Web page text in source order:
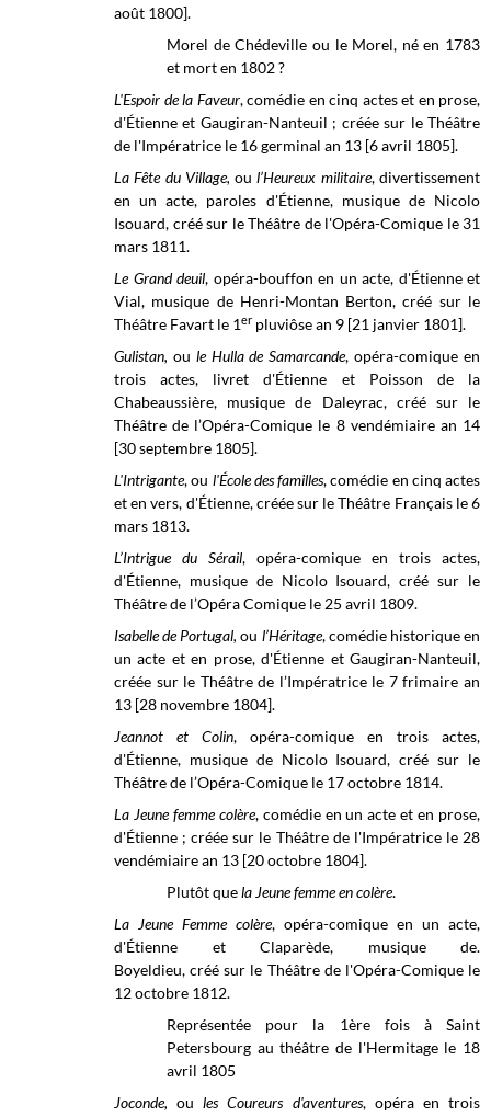
août 1800].
Morel de Chédeville ou le Morel, né en 1783
et mort en 1802 ?
L'Espoir de la Faveur, comédie en cinq actes et en prose,
d'Étienne et Gaugiran-Nanteuil ; créée sur le Théâtre
de l'Impératrice le 16 germinal an 13 [6 avril 1805].
La Fête du Village,ou l’Heureux militaire, divertissement
en un acte, paroles d'Étienne, musique de Nicolo
Isouard, créé sur leThéâtre de l'Opéra-Comique le 31
mars 1811.
Le Grand deuil, opéra-bouffon en un acte, d'Étienne et
Vial, musique de Henri-Montan Berton, créé sur le
Théâtre Favart le 1er pluviôse an 9 [21 janvier 1801].
Gulistan, ou le Hulla de Samarcande, opéra-comique en
trois actes, livret d'Étienne et Poisson de la
Chabeaussière, musique de Daleyrac, créé sur le
Théâtre de l’Opéra-Comique le 8 vendémiaire an 14
[30 septembre 1805].
L'Intrigante, ou l'École des familles, comédie en cinq actes
et en vers, d'Étienne, créée sur leThéâtre Françaisle 6
mars 1813.
L’Intrigue du Sérail, opéra-comique en trois actes,
d'Étienne, musique de Nicolo Isouard, créé sur le
Théâtre de l’Opéra Comique le 25 avril 1809.
Isabelle de Portugal,ou l’Héritage, comédie historique en
un acte et en prose, d'Étienne et Gaugiran-Nanteuil,
créée sur le Théâtre de l’Impératrice le 7 frimaire an
13 [28 novembre 1804].
Jeannot et Colin, opéra-comique en trois actes,
d'Étienne, musique de Nicolo Isouard, créé sur le
Théâtre de l’Opéra-Comique le 17 octobre 1814.
La Jeune femme colère, comédie en un acte et en prose,
d'Étienne ; créée sur le Théâtre de l'Impératrice le 28
vendémiaire an 13 [20 octobre 1804].
Plutôt quela Jeune femme en colère.
La Jeune Femme colère, opéra-comique en un acte,
d'Étienne et Claparède, musique de.
Boyeldieu, créé sur le Théâtre de l'Opéra-Comique le
12 octobre 1812.
Représentée pour la 1ère fois à Saint
Petersbourg au théâtre de l'Hermitage le 18
avril 1805
Joconde,ou les Coureurs d'aventures, opéra en trois